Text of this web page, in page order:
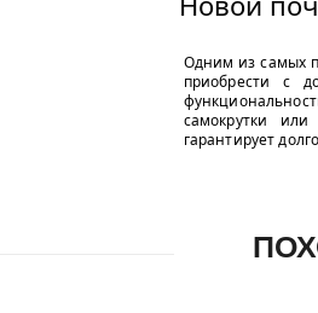
Одним из самых
приобрести с
самокрутки
гарантирует